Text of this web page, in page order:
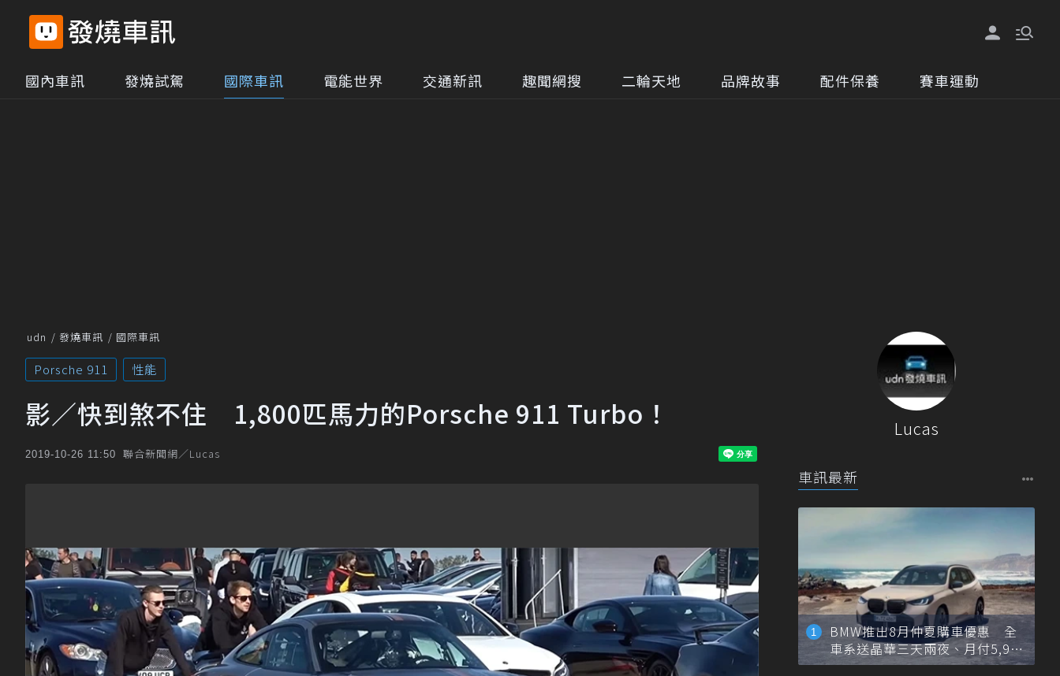
國內車訊 發燒試駕 國際車訊 電能世界 交通新訊 趣聞網搜 二輪天地 品牌故事 配件保養 賽車運動
udn 發燒車訊 國際車訊
Porsche 911 性能
影／快到煞不住 1,800匹馬力的Porsche 911 Turbo！
2019-10-26 11:50 聯合新聞網／Lucas
Lucas
車訊最新
BMW推出8月仲夏購車優惠 全
車系送晶華三天兩夜、月付5,900
元起